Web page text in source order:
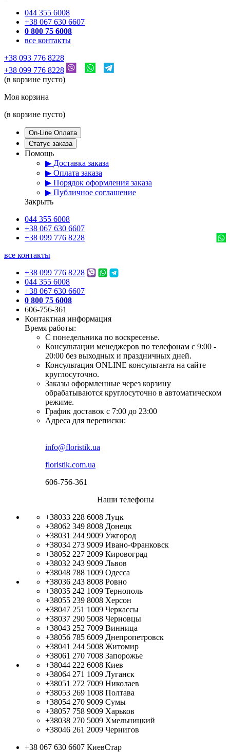
044 355 6008
+38 067 630 6607
0 800 75 6008
все контакты
+38 093 776 8228
+38 099 776 8228
(в корзине пусто)
Моя корзина
(в корзине пусто)
On-Line Оплата
Статус заказа
Помощь
▶ Доставка заказа
▶ Оплата заказа
▶ Порядок оформления заказа
▶ Публичное соглашение
Закрыть
044 355 6008
+38 067 630 6607
+38 099 776 8228
все контакты
+38 099 776 8228
044 355 6008
+38 067 630 6607
0 800 75 6008
606-756-361
Контактная информация
Время работы:
С понедельника по воскресенье.
Консультации менеджеров по телефонам с 9:00 -
20:00 без выходных и праздничных дней.
Консультация ONLINE консультанта на сайте
круглосуточно.
Заказы оформленные через корзину
обрабатываются круглосуточно в автоматическом
режиме.
График доставок с 7:00 до 23:00
Адреса для переписки:
info@floristik.ua
floristik.com.ua
606-756-361
Наши телефоны
+38033 228 6008 Луцк
+38062 349 8008 Донецк
+38031 244 9009 Ужгород
+38034 273 9009 Ивано-Франковск
+38052 227 2009 Кировоград
+38032 243 9009 Львов
+38048 788 1009 Одесса
+38036 243 8008 Ровно
+38035 242 1009 Тернополь
+38055 239 8008 Херсон
+38047 251 1009 Черкассы
+38037 290 5008 Черновцы
+38043 252 7009 Винница
+38056 785 6009 Днепропетровск
+38041 244 5008 Житомир
+38061 270 7008 Запорожье
+38044 222 6008 Киев
+38064 271 1009 Луганск
+38051 272 7009 Николаев
+38053 269 1008 Полтава
+38054 270 9009 Сумы
+38057 758 9009 Харьков
+38038 270 5009 Хмельницкий
+38046 261 2009 Чернигов
+38 067 630 6607 КиевСтар